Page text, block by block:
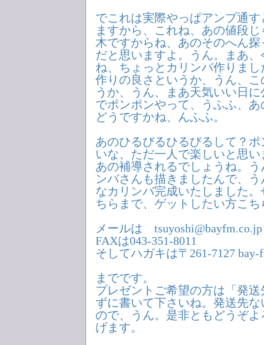
でこれは実際やっぱアンプ通
ますから、これね、あの値段
木ですからね、あのそのへん
だと思いますよ。うん。まあ
ね、ちょっとカリンバ作りま
作りの良さというか、うん、
うか、うん、まあ天気いい日
でポンポンやって、うふふ、
どうですかね、んふふ。
あのひるびるひるびるして？
いな、ただ一人で楽しいと思
あの補導されるでしょうね。
ンバさんも描きましたんで、
なカリンバ完成いたしました
ちらまで、ゲットしたい方こ
メールは tsuyoshi@bayfm.co.jp
FAXは043-351-8011
そしてハガキは〒261-7127 bay-
までです。
プレゼントご希望の方は「発
ずに書いて下さいね。発送先
ので、うん。是非ともどうぞ
げます。